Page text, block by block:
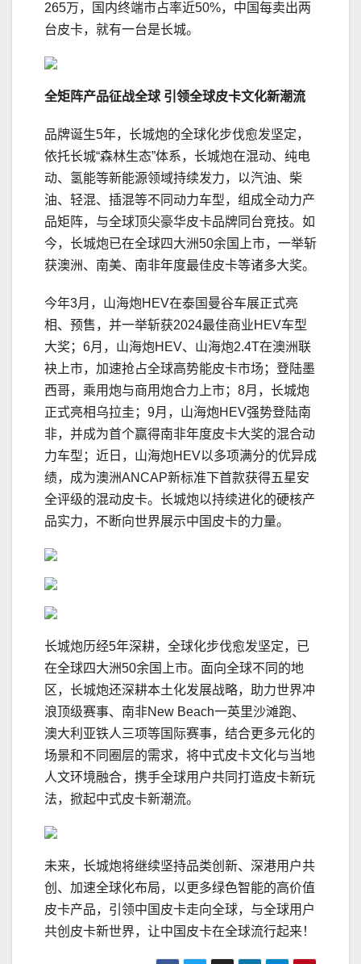
265万，国内终端市占率近50%，中国每卖出两
台皮卡，就有一台是长城。
全矩阵产品征战全球 引领全球皮卡文化新潮流
品牌诞生5年，长城炮的全球化步伐愈发坚定，
依托长城“森林生态”体系，长城炮在混动、纯电
动、氢能等新能源领域持续发力，以汽油、柴
油、轻混、插混等不同动力车型，组成全动力产
品矩阵，与全球顶尖豪华皮卡品牌同台竞技。如
今，长城炮已在全球四大洲50余国上市，一举斩
获澳洲、南美、南非年度最佳皮卡等诸多大奖。
今年3月，山海炮HEV在泰国曼谷车展正式亮
相、预售，并一举斩获2024最佳商业HEV车型
大奖；6月，山海炮HEV、山海炮2.4T在澳洲联
袂上市，加速抢占全球高势能皮卡市场；登陆墨
西哥，乘用炮与商用炮合力上市；8月，长城炮
正式亮相乌拉圭；9月，山海炮HEV强势登陆南
非，并成为首个赢得南非年度皮卡大奖的混合动
力车型；近日，山海炮HEV以多项满分的优异成
绩，成为澳洲ANCAP新标准下首款获得五星安
全评级的混动皮卡。长城炮以持续进化的硬核产
品实力，不断向世界展示中国皮卡的力量。
长城炮历经5年深耕，全球化步伐愈发坚定，已
在全球四大洲50余国上市。面向全球不同的地
区，长城炮还深耕本土化发展战略，助力世界冲
浪顶级赛事、南非New Beach一英里沙滩跑、
澳大利亚铁人三项等国际赛事，结合更多元化的
场景和不同圈层的需求，将中式皮卡文化与当地
人文环境融合，携手全球用户共同打造皮卡新玩
法，掀起中式皮卡新潮流。
未来，长城炮将继续坚持品类创新、深港用户共
创、加速全球化布局，以更多绿色智能的高价值
皮卡产品，引领中国皮卡走向全球，与全球用户
共创皮卡新世界，让中国皮卡在全球流行起来！